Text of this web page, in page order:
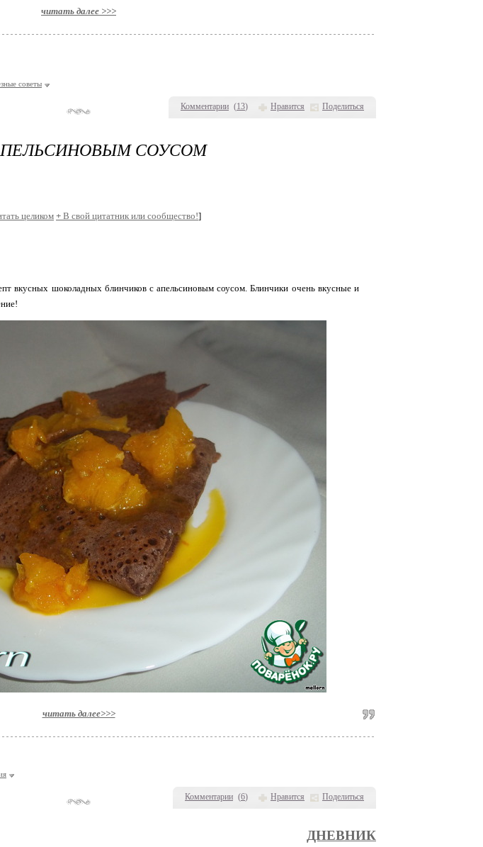
Комментарии (13) Нравится Поделиться
читать далее >>>
советы
Комментарии (6) Нравится Поделиться
СОУСОМ
целиком+ В свой цитатник или сообщество!]
вкусных шоколадных блинчиков с апельсиновым соусом. Блинчики очень вкусные и
читать далее>>>
ДНЕВНИК